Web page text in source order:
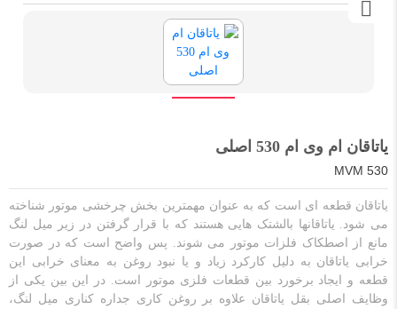
یاتاقان ام وی ام 530 اصلی
MVM 530
یاتاقان قطعه ای است که به عنوان مهمترین بخش چرخشی موتور شناخته
می شود. یاتاقانها بالشتک هایی هستند که با قرار گرفتن در زیر میل لنگ
مانع از اصطکاک فلزات موتور می شوند. پس واضح است که در صورت
خرابی یاتاقان به دلیل کارکرد زیاد و یا نبود روغن به معنای خرابی این
قطعه و ایجاد برخورد بین قطعات فلزی موتور است. در این بین یکی از
وظایف اصلی بقل یاتاقان علاوه بر روغن کاری جداره کناری میل لنگ،